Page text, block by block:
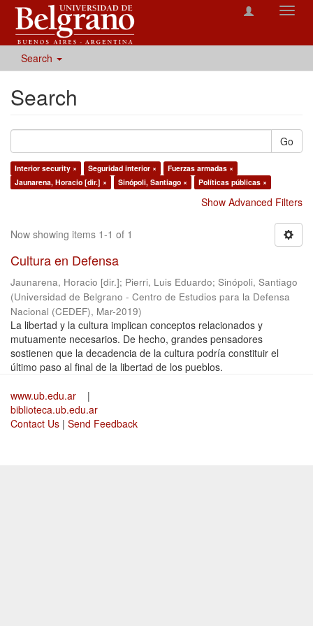
Search
Search
Go
Interior security × Seguridad interior ×
Fuerzas armadas ×
Jaunarena, Horacio [dir.] ×
Sinópoli, Santiago × Políticas públicas ×
Show Advanced Filters
Now showing items 1-1 of 1
Cultura en Defensa
Jaunarena, Horacio [dir.]; Pierri, Luis Eduardo; Sinópoli, Santiago
(Universidad de Belgrano - Centro de Estudios para la Defensa
Nacional (CEDEF), Mar-2019)
La libertad y la cultura implican conceptos relacionados y
mutuamente necesarios. De hecho, grandes pensadores
sostienen que la decadencia de la cultura podría constituir el
último paso al final de la libertad de los pueblos.
www.ub.edu.ar
|
biblioteca.ub.edu.ar
Contact Us | Send Feedback